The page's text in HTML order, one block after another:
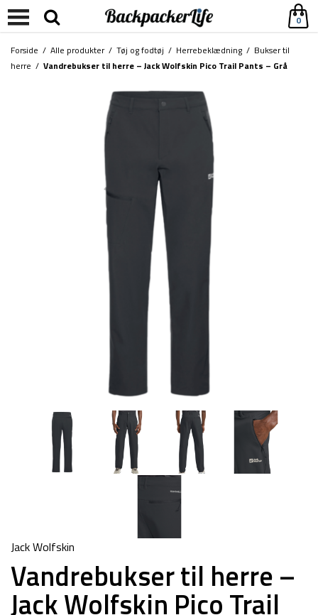
0
Forside / Alle produkter/ Tøj og fodtøj / Herrebeklædning / Bukser til
herre / Vandrebukser til herre – Jack Wolfskin Pico Trail Pants – Grå
Jack Wolfskin
Vandrebukser til herre –
Jack Wolfskin Pico Trail